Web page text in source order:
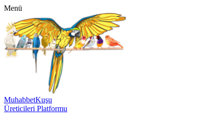
Menü
MuhabbetKuşu
Üreticileri Platformu